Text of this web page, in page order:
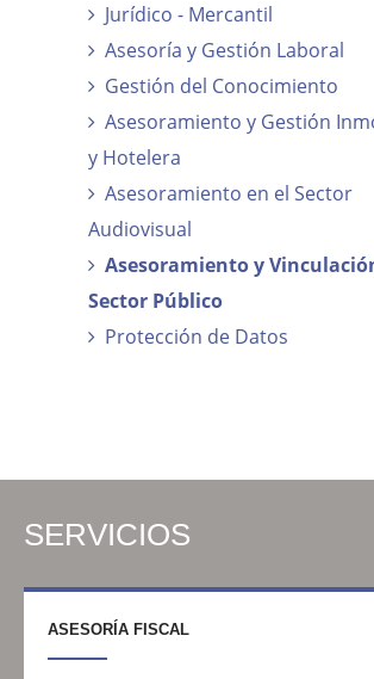
Jurídico - Mercantil
Asesoría y Gestión Laboral
Gestión del Conocimiento
Asesoramiento y Gestión
y Hotelera
Asesoramiento en el Sector
Audiovisual
Asesoramiento y
Sector Público
Protección de Datos
SERVICIOS
ASESORÍA FISCAL